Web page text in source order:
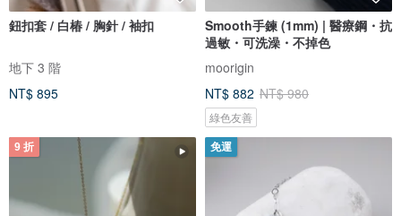
鈕扣套 / 白椿 / 胸針 / 袖扣
地下 3 階
NT$ 895
Smooth手鍊 (1mm) | 醫療鋼・抗
過敏・可洗澡・不掉色
moorigin
NT$ 882 NT$ 980
綠色友善
9 折 免運